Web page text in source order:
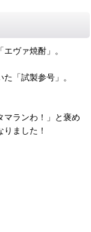
ヴァ焼酎」。
「試製参号」。
マランわ！」と褒め
ました！